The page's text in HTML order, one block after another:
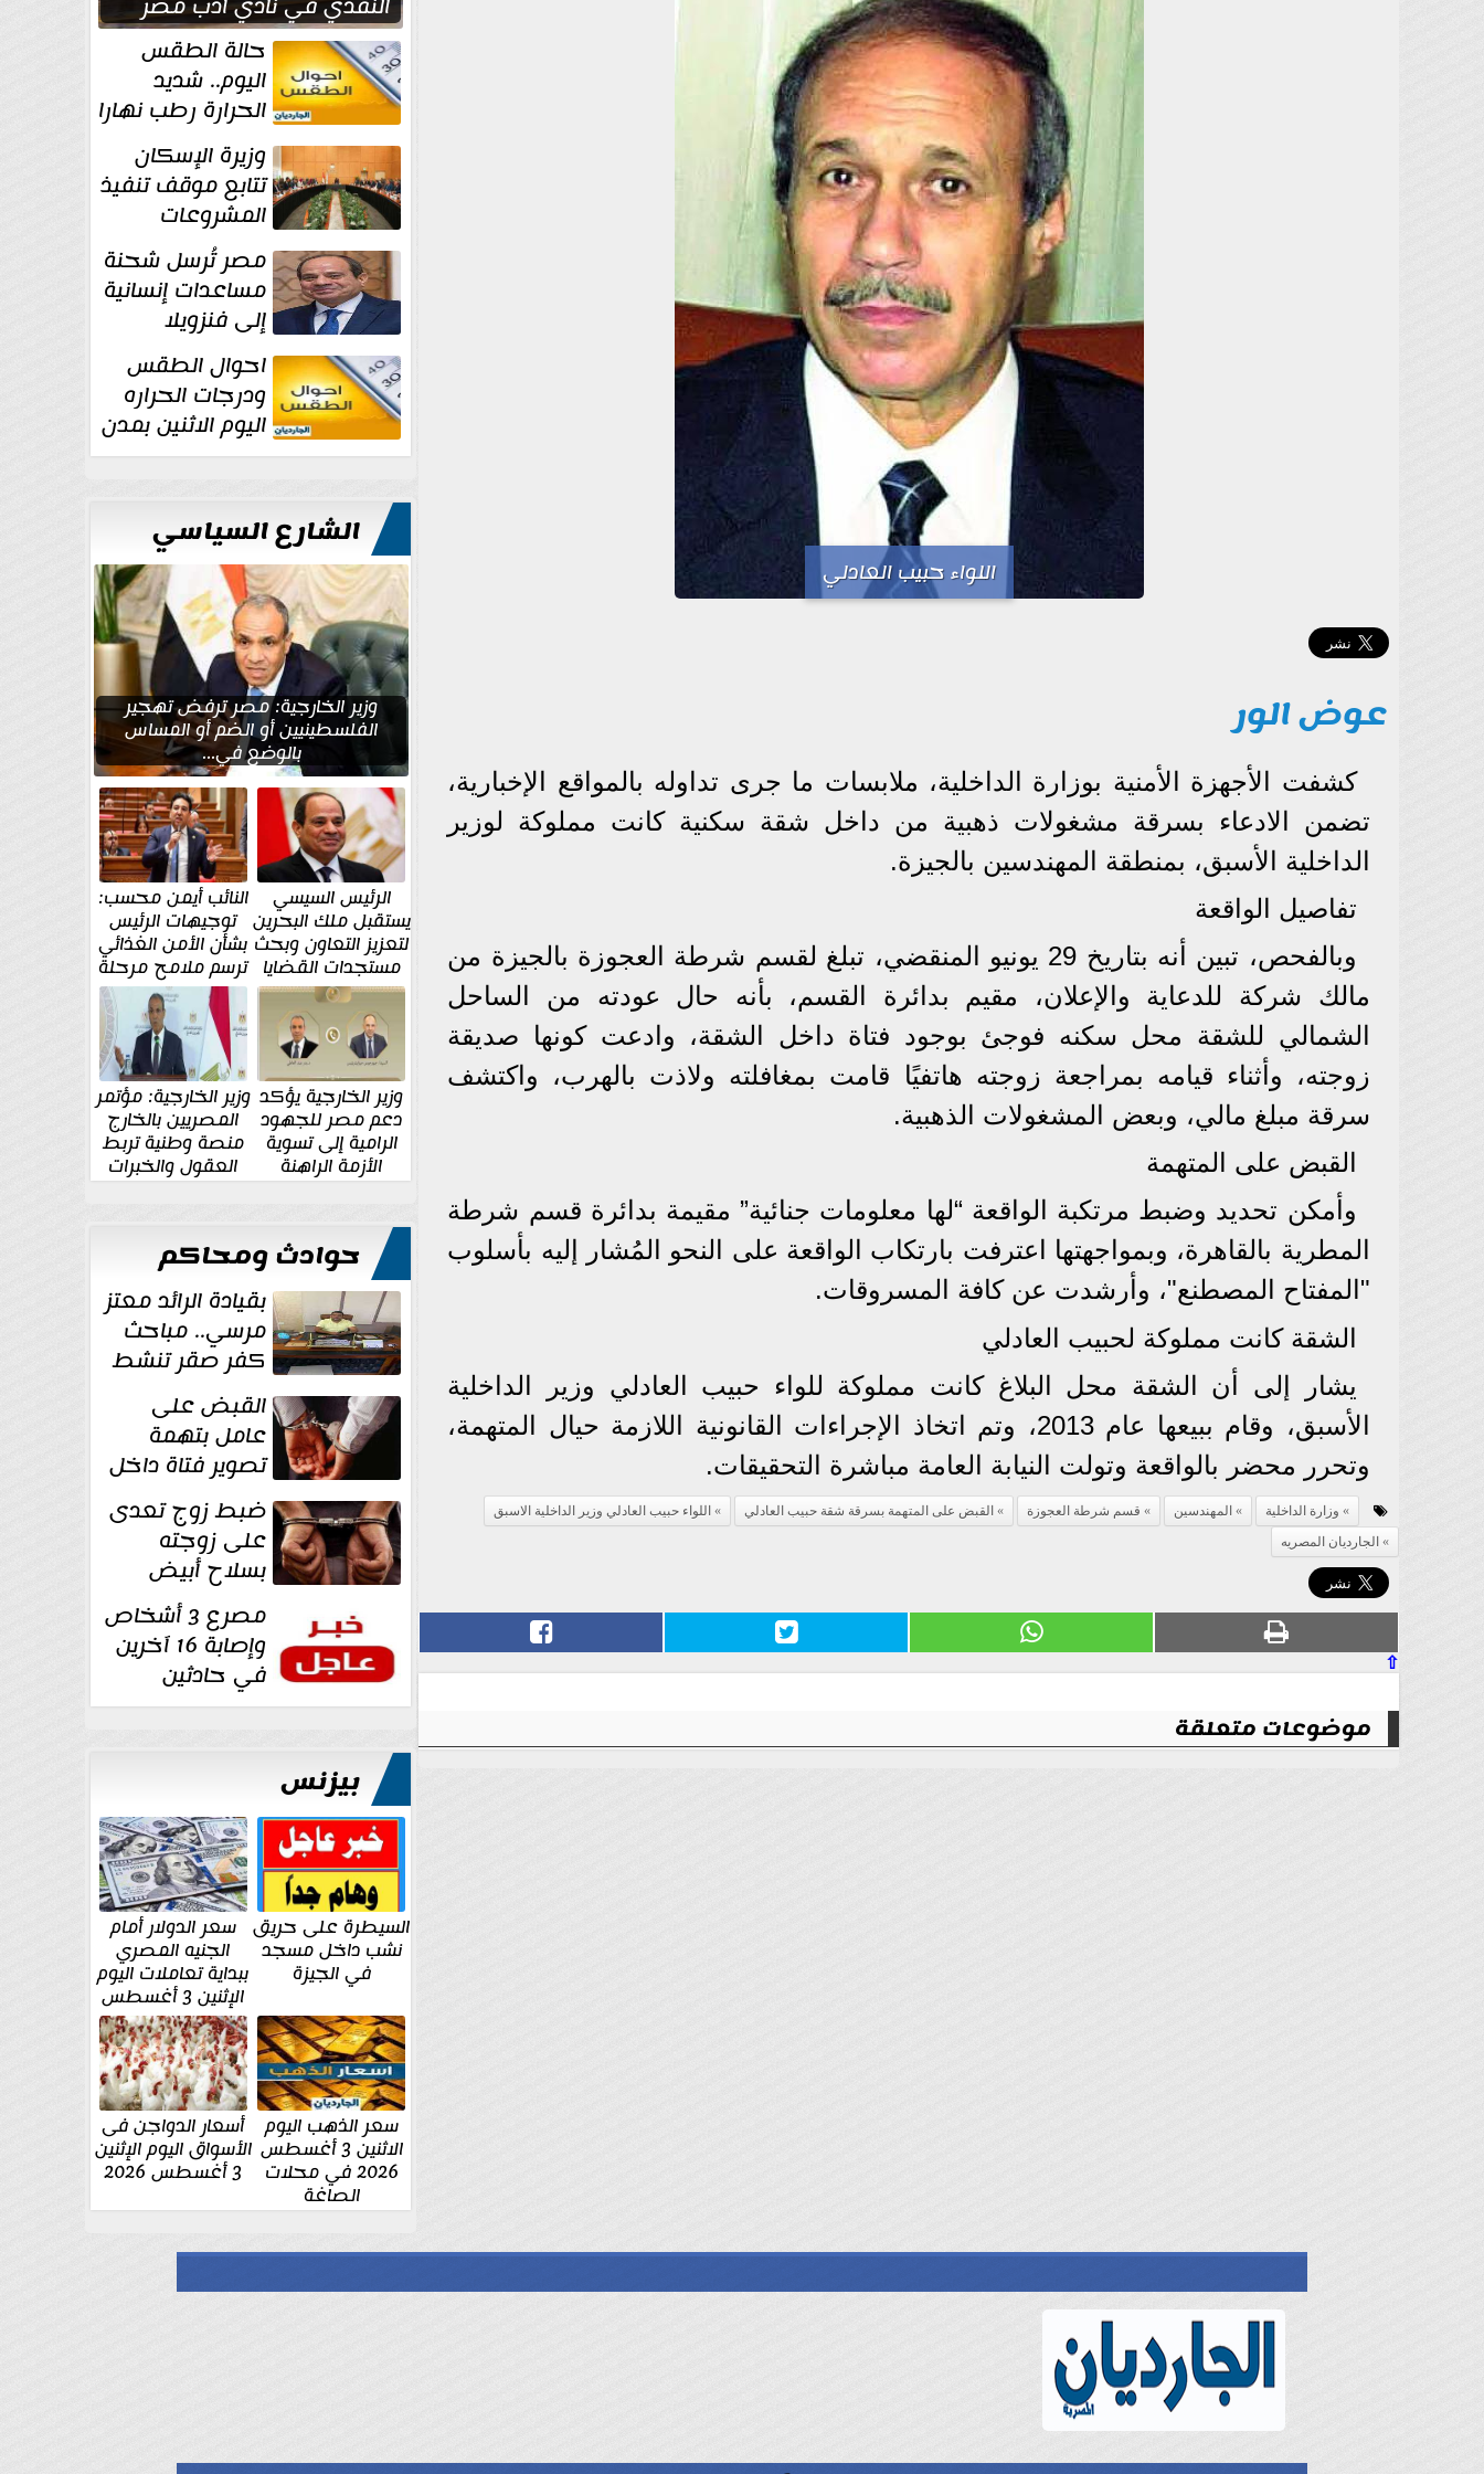
اللواء حبيب العادلي
عوض الور
كشفت الأجهزة الأمنية بوزارة الداخلية، ملابسات ما جرى تداوله بالمواقع الإخبارية،
تضمن الادعاء بسرقة مشغولات ذهبية من داخل شقة سكنية كانت مملوكة لوزير
الداخلية الأسبق، بمنطقة المهندسين بالجيزة.
تفاصيل الواقعة
وبالفحص، تبين أنه بتاريخ 29 يونيو المنقضي، تبلغ لقسم شرطة العجوزة بالجيزة من
مالك شركة للدعاية والإعلان، مقيم بدائرة القسم، بأنه حال عودته من الساحل
الشمالي للشقة محل سكنه فوجئ بوجود فتاة داخل الشقة، وادعت كونها صديقة
زوجته، وأثناء قيامه بمراجعة زوجته هاتفيًا قامت بمغافلته ولاذت بالهرب، واكتشف
سرقة مبلغ مالي، وبعض المشغولات الذهبية.
القبض على المتهمة
وأمكن تحديد وضبط مرتكبة الواقعة “لها معلومات جنائية” مقيمة بدائرة قسم شرطة
المطرية بالقاهرة، وبمواجهتها اعترفت بارتكاب الواقعة على النحو المُشار إليه بأسلوب
"المفتاح المصطنع"، وأرشدت عن كافة المسروقات.
الشقة كانت مملوكة لحبيب العادلي
يشار إلى أن الشقة محل البلاغ كانت مملوكة للواء حبيب العادلي وزير الداخلية
الأسبق، وقام ببيعها عام 2013، وتم اتخاذ الإجراءات القانونية اللازمة حيال المتهمة،
وتحرر محضر بالواقعة وتولت النيابة العامة مباشرة التحقيقات.
وزارة الداخلية المهندسين قسم شرطة العجوزة القبض على المتهمة بسرقة شقة حبيب العادلي
اللواء حبيب العادلي وزير الداخلية الاسبق
الجارديان المصريه
⇧
موضوعات متعلقة
الجديدة حالة الطقس
اليوم.. شديد
الحرارة رطب نهارا
مائل للحرارة رطب
ليلا.. و... وزيرة الإسكان
تتابع موقف تنفيذ
المشروعات
والخطة
الاستثمارية للجهاز المركزي
للتعمير
مصر تُرسل شحنة
مساعدات إنسانية
إلى فنزويلا
احوال الطقس
ودرجات الحراره
اليوم الاثنين بمدن
مصر...المحسوسة
الشارع السياسي
وزير الخارجية: مصر ترفض تهجير
الفلسطينيين أو الضم أو المساس
بالوضع في...
الرئيس السيسي
يستقبل ملك البحرين
لتعزيز التعاون وبحث
مستجدات القضايا
الإقليمية والدولية
النائب أيمن محسب:
توجيهات الرئيس
بشأن الأمن الغذائي
ترسم ملامح مرحلة
جديدة
وزير الخارجية يؤكد
دعم مصر للجهود
الرامية إلى تسوية
الأزمة الراهنة
وزير الخارجية: مؤتمر
المصريين بالخارج
منصة وطنية تربط
العقول والخبرات
المصرية بالدولة
حوادث ومحاكم
بقيادة الرائد معتز
مرسي.. مباحث
كفر صقر تنشط
بقوة وتوجه
ضربات أمنية... القبض على
عامل بتهمة
تصوير فتاة داخل
غرفة تغيير
الملابس بمحل في...ضبط زوج تعدى
على زوجته
بسلاح أبيض
وأصابها بجرح
قطعي في الوجه... مصرع 3 أشخاص
وإصابة 16 آخرين
في حادثين
بالشرقية اليوم
بيزنس
السيطرة على حريق
نشب داخل مسجد
في الجيزة
سعر الدولار أمام
الجنيه المصري
ببداية تعاملات اليوم
الإثنين 3 أغسطس
سعر الذهب اليوم
الاثنين 3 أغسطس
2026 في محلات
الصاغة
أسعار الدواجن فى
الأسواق اليوم الإثنين
3 أغسطس 2026